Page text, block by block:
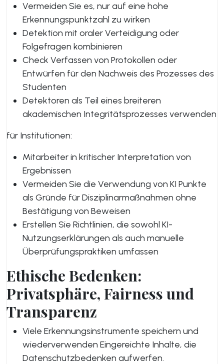
Vermeiden Sie es, nur auf eine hohe
Erkennungspunktzahl zu wirken
Detektion mit oraler Verteidigung oder
Folgefragen kombinieren
Check Verfassen von Protokollen oder
Entwürfen für den Nachweis des Prozesses des
Studenten
Detektoren als Teil eines breiteren
akademischen Integritätsprozesses verwenden
für Institutionen:
Mitarbeiter in kritischer Interpretation von
Ergebnissen
Vermeiden Sie die Verwendung von KI Punkte
als Gründe für Disziplinarmaßnahmen ohne
Bestätigung von Beweisen
Erstellen Sie Richtlinien, die sowohl KI-
Nutzungserklärungen als auch manuelle
Überprüfungspraktiken umfassen
Ethische Bedenken:
Privatsphäre, Fairness und
Transparenz
Viele Erkennungsinstrumente speichern und
wiederverwenden Eingereichte Inhalte, die
Datenschutzbedenken aufwerfen.